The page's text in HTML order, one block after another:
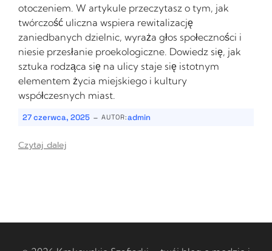
otoczeniem. W artykule przeczytasz o tym, jak
twórczość uliczna wspiera rewitalizację
zaniedbanych dzielnic, wyraża głos społeczności i
niesie przesłanie proekologiczne. Dowiedz się, jak
sztuka rodząca się na ulicy staje się istotnym
elementem życia miejskiego i kultury
współczesnych miast.
27 czerwca, 2025 - AUTOR:admin
Czytaj dalej